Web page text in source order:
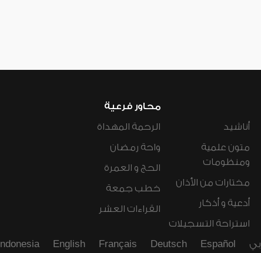
أناشيد
متون علمية
ومنظومات
مختارات من الأذان
أدعية و أذكار
استراحة التسجيلات
محاور فرعية
الرحمة المهداة
واحة رمضان
الحج و العمرة
خطب جمعة
القراءات العشر
Español
Deutsch
Français
English
Indonesia